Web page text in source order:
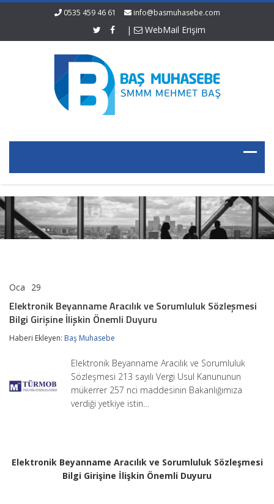
0535 459 46 61 info@basmuhasebe.com
| WebMail Erişim
Oca 29
Aracılık
ve
Sorumluluk
Sözleşmesi
Girişine
Önemli
Duyuru
Elektronik Beyanname Aracılık ve Sorumluluk Sözleşmesi
Bilgi Girişine İlişkin Önemli Duyuru
Haberi Ekleyen: Baş Muhasebe
Elektronik Beyanname Aracılık ve Sorumluluk
Sözleşmesi 213 sayılı Vergi Usul Kanununun
mükerrer 257 nci maddesinin Bakanlığımıza
verdiği yetkiye istin…
Elektronik Beyanname Aracılık ve Sorumluluk Sözleşmesi
Bilgi Girişine İlişkin Önemli Duyuru